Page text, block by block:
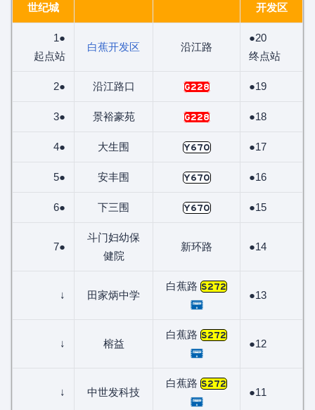
世纪城
开发区
1●
起点站
白蕉开发区 沿江路
●20
终点站
2● 沿江路口 G228 ●19
3● 景裕豪苑 G228 ●18
4● 大生围 Y670 ●17
5● 安丰围 Y670 ●16
6● 下三围 Y670 ●15
7●
斗门妇幼保
健院
新环路 ●14
↓ 田家炳中学
白蕉路 S272
●13
↓ 榕益
白蕉路 S272
●12
↓ 中世发科技
白蕉路 S272
●11